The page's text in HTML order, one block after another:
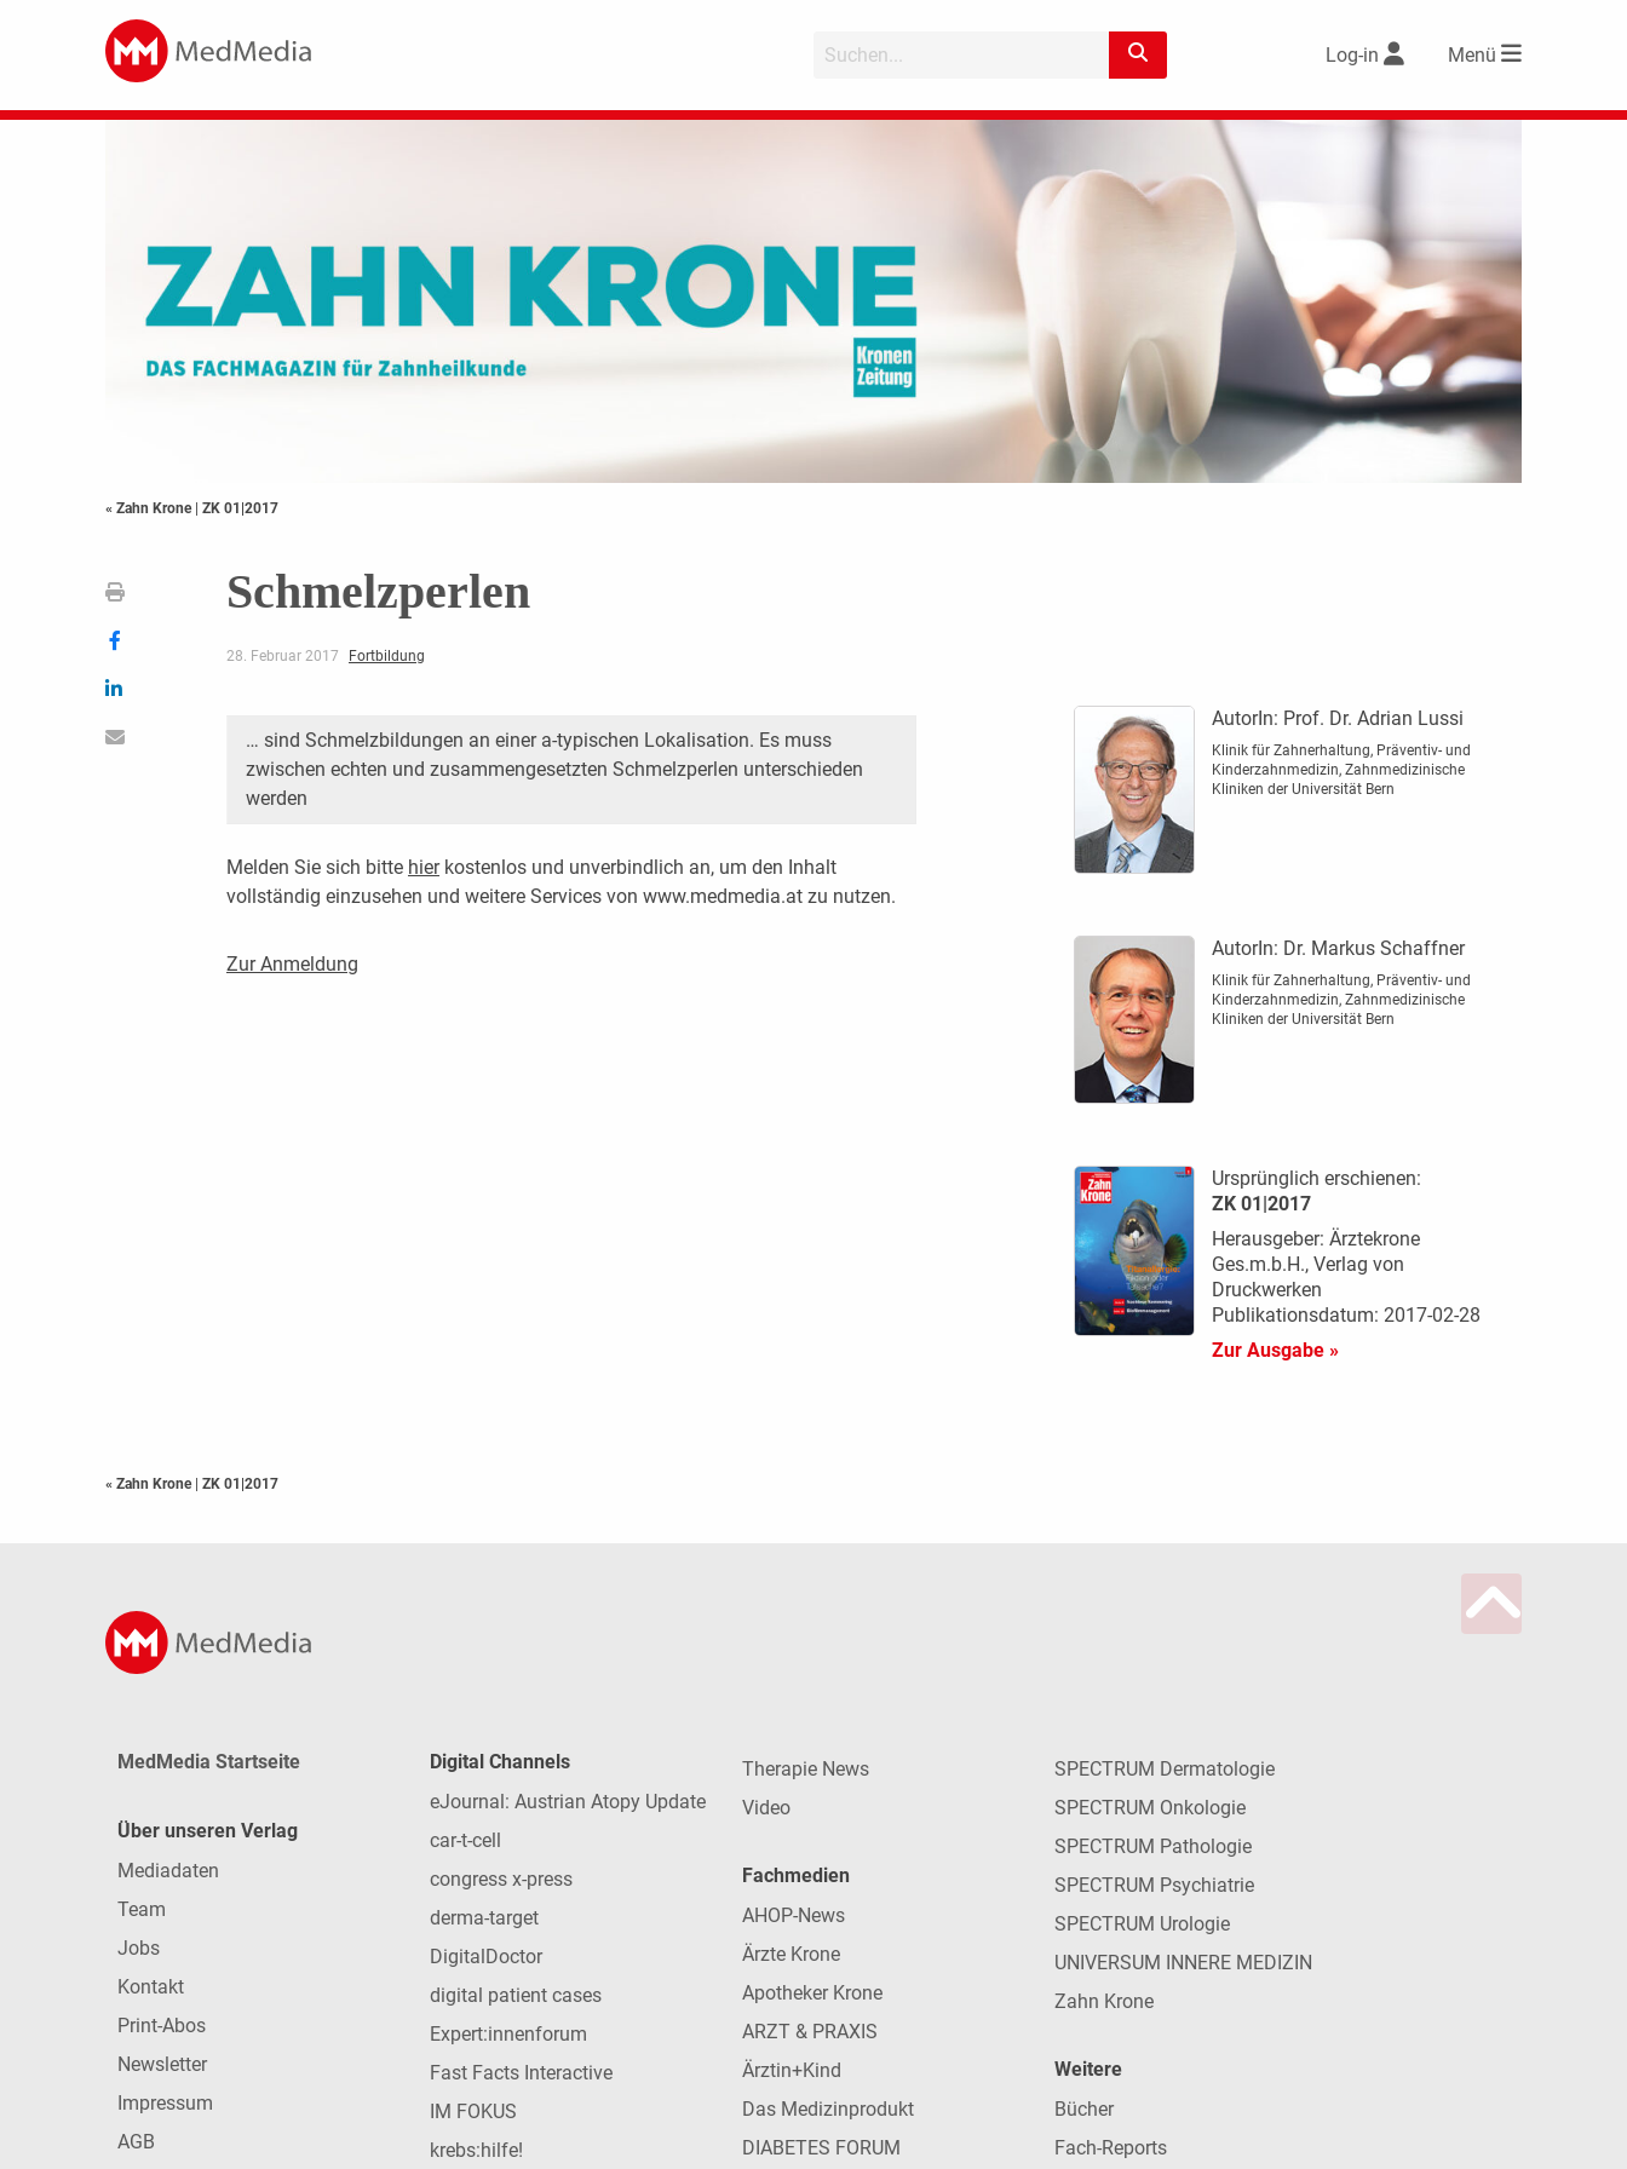
Log-in Menü
« Zahn Krone | ZK 01|2017
Schmelzperlen
28. Februar 2017 Fortbildung
… sind Schmelzbildungen an einer a-typischen Lokalisation. Es muss
zwischen echten und zusammengesetzten Schmelzperlen unterschieden
werden
Melden Sie sich bitte hierkostenlos und unverbindlich an, um den Inhalt
vollständig einzusehen und weitere Services von www.medmedia.at zu nutzen.
Zur Anmeldung
AutorIn: Prof. Dr. Adrian Lussi
Klinik für Zahnerhaltung, Präventiv- und
Kinderzahnmedizin, Zahnmedizinische
Kliniken der Universität Bern
AutorIn: Dr. Markus Schaffner
Klinik für Zahnerhaltung, Präventiv- und
Kinderzahnmedizin, Zahnmedizinische
Kliniken der Universität Bern
Ursprünglich erschienen:
ZK 01|2017
Herausgeber: Ärztekrone
Ges.m.b.H., Verlag von
Druckwerken
Publikationsdatum: 2017-02-28
Zur Ausgabe »
« Zahn Krone ZK 01|2017
MedMedia Startseite
Über unseren Verlag
Mediadaten
Team
Jobs
Kontakt
Print-Abos
Newsletter
Impressum
AGB
Digital Channels
eJournal: Austrian Atopy Update
car-t-cell
congress x-press
derma-target
DigitalDoctor
digital patient cases
Expert:innenforum
Fast Facts Interactive
IM FOKUS
krebs:hilfe!
Therapie News
Video
Fachmedien
AHOP-News
Ärzte Krone
Apotheker Krone
ARZT & PRAXIS
Ärztin+Kind
Das Medizinprodukt
DIABETES FORUM
SPECTRUM Dermatologie
SPECTRUM Onkologie
SPECTRUM Pathologie
SPECTRUM Psychiatrie
SPECTRUM Urologie
UNIVERSUM INNERE MEDIZIN
Zahn Krone
Weitere
Bücher
Fach-Reports